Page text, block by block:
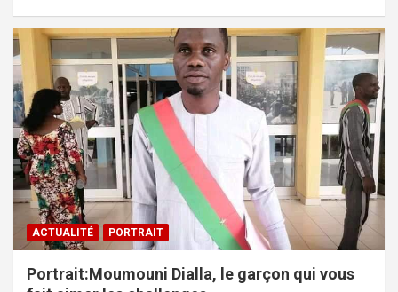
ACTUALITÉ PORTRAIT
Portrait:Moumouni Dialla, le garçon qui vous